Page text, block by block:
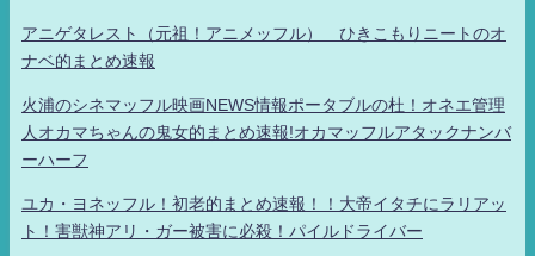
アニゲタレスト（元祖！アニメッフル） ひきこもりニートのオ
ナベ的まとめ速報
火浦のシネマッフル映画NEWS情報ポータブルの杜！オネエ管理
人オカマちゃんの鬼女的まとめ速報!オカマッフルアタックナンバ
ーハーフ
ユカ・ヨネッフル！初老的まとめ速報！！大帝イタチにラリアッ
ト！害獣神アリ・ガー被害に必殺！パイルドライバー